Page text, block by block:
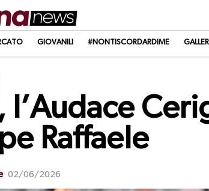
GIOVANILI #NONTISCORDARDIME
l’Audace
Raffaele
02/06/2026